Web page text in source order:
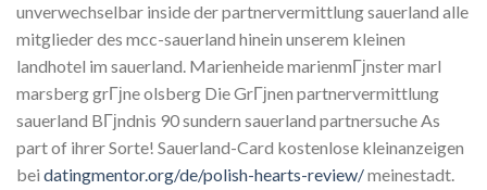
unverwechselbar inside der partnervermittlung sauerland alle
mitglieder des mcc-sauerland hinein unserem kleinen
landhotel im sauerland. Marienheide marienmГјnster marl
marsberg grГјne olsberg Die GrГјnen partnervermittlung
sauerland BГјndnis 90 sundern sauerland partnersuche As
part of ihrer Sorte! Sauerland-Card kostenlose kleinanzeigen
bei datingmentor.org/de/polish-hearts-review/meinestadt.